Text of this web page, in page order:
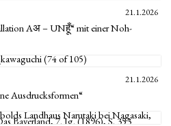
21.1.2026
Aअ – UNहूँ“ mit einer Noh-
21.1.2026
Ausdrucksformen“